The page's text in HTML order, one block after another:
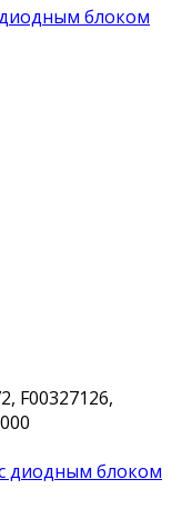
блоком
F00327126,
диодным блоком